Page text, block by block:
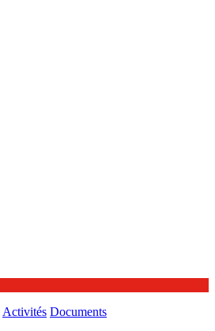
Activités Documents